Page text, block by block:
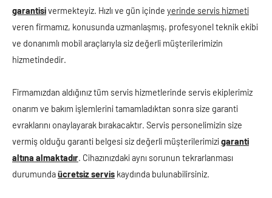
garantisivermekteyiz. Hızlı ve gün içinde yerinde servis hizmeti
veren firmamız, konusunda uzmanlaşmış, profesyonel teknik ekibi
ve donanımlı mobil araçlarıyla siz değerli müşterilerimizin
hizmetindedir.
Firmamızdan aldığınız tüm servis hizmetlerinde servis ekiplerimiz
onarım ve bakım işlemlerini tamamladıktan sonra size garanti
evraklarını onaylayarak bırakacaktır. Servis personelimizin size
vermiş olduğu garanti belgesi siz değerli müşterilerimizigaranti
altına almaktadır. Cihazınızdaki aynı sorunun tekrarlanması
durumundaücretsiz servis kaydında bulunabilirsiniz.